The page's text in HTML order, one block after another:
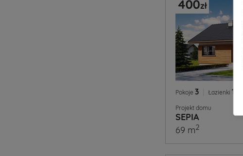
Pokoje 3 Łazienki 1
Projekt domu
SEPIA
69 m2